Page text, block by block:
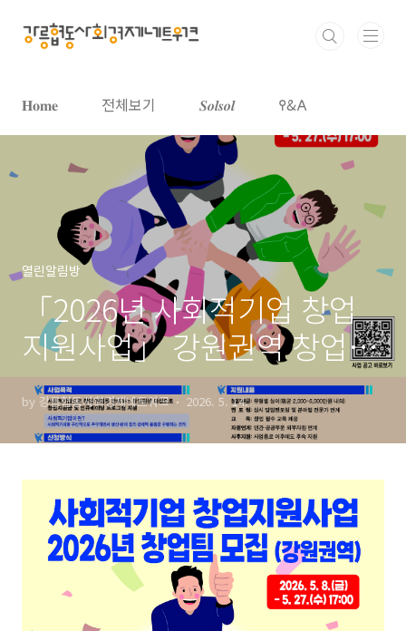
𝐇𝐨𝐦𝐞 전체보기 𝑺𝒐𝒍𝒔𝒐𝒍 𐌒&𐌀
열린알림방
「2026년 사회적기업 창업
지원사업」 강원권역 창업팀
모집 공고(4.30.(목) ~ 5.27.
(수) 17:00)
by 강릉협동사회경제네트워크 2026. 5. 14.